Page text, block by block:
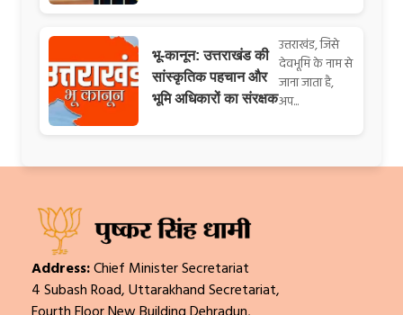
भू-कानून: उत्तराखंड की
सांस्कृतिक पहचान और
भूमि अधिकारों का संरक्षक
उत्तराखंड, जिसे
देवभूमि के नाम से
जाना जाता है,
अप...
Address:Chief Minister Secretariat
4 Subash Road, Uttarakhand Secretariat,